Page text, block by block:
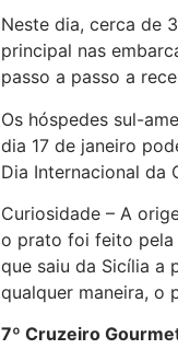
Neste dia, cerca de
principal nas
passo a passo a
Os hóspedes sul-
dia 17 de janeiro
Dia Internacional da
Curiosidade – A
o prato foi feito pela
que saiu da Sicília a
qualquer maneira, o
7º Cruzeiro